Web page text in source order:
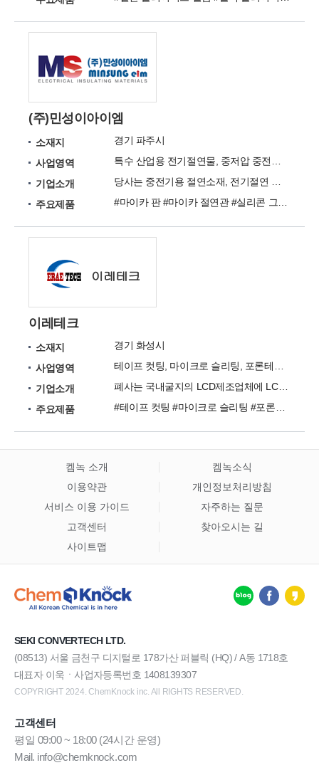
(주)민성이아이엠
소재지
경기 파주시
사업영역
기업소개
주요제품
이레테크
소재지
경기 화성시
사업영역
기업소개
폐사는 국내굴지의 LCD제조업체에 LCD광학필름을 최상의 품질로 공급하는 필름가공 전문업체입니다.
주요제품
켐녹 소개
켐녹소식
이용약관
개인정보처리방침
서비스 이용 가이드
자주하는 질문
고객센터
찾아오시는 길
사이트맵
SEKI CONVERTECH LTD.
(08513) 서울 금천구 디지털로 178가산 퍼블릭 (HQ) / A동 1718호
대표자 이욱ㆍ사업자등록번호 1408139307
COPYRIGHT 2024. ChemKnock inc. All RIGHTS RESERVED.
고객센터
평일 09:00 ~ 18:00 (24시간 운영)
Mail. info@chemknock.com